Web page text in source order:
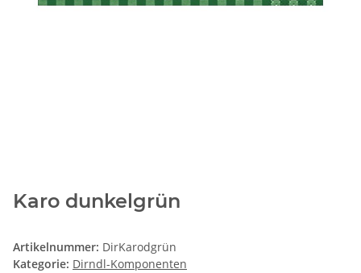
Karo dunkelgrün
Artikelnummer: DirKarodgrün
Kategorie: Dirndl-Komponenten